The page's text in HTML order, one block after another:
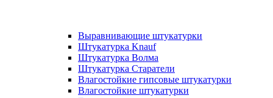
Выравнивающие штукатурки
Штукатурка Knauf
Штукатурка Волма
Штукатурка Старатели
Влагостойкие гипсовые штукатурки
Влагостойкие штукатурки